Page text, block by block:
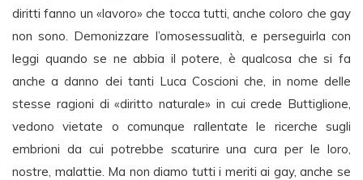
diritti fanno un «lavoro» che tocca tutti, anche coloro che gay
non sono. Demonizzare l’omosessualità, e perseguirla con
leggi quando se ne abbia il potere, è qualcosa che si fa
anche a danno dei tanti Luca Coscioni che, in nome delle
stesse ragioni di «diritto naturale» in cui crede Buttiglione,
vedono vietate o comunque rallentate le ricerche sugli
embrioni da cui potrebbe scaturire una cura per le loro,
nostre, malattie. Ma non diamo tutti i meriti ai gay, anche se